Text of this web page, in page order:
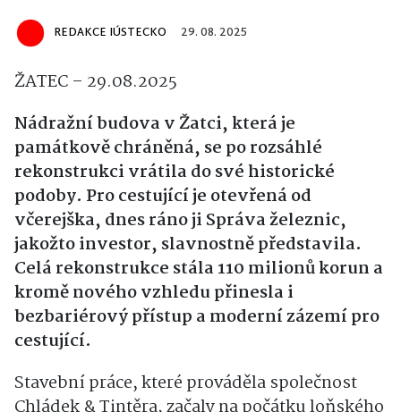
REDAKCE IÚSTECKO 29. 08. 2025
ŽATEC – 29.08.2025
Nádražní budova v Žatci, která je
památkově chráněná, se po rozsáhlé
rekonstrukci vrátila do své historické
podoby. Pro cestující je otevřená od
včerejška, dnes ráno ji Správa železnic,
jakožto investor, slavnostně představila.
Celá rekonstrukce stála 110 milionů korun a
kromě nového vzhledu přinesla i
bezbariérový přístup a moderní zázemí pro
cestující.
Stavební práce, které prováděla společnost